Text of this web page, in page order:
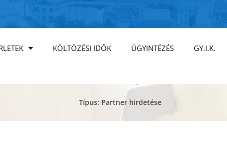
KÖLTÖZÉSI IDŐK ÜGYINTÉZÉS GY.I.K.
Típus: Partner hirdetése